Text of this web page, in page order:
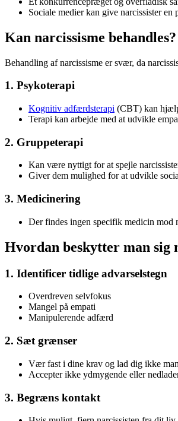
Sociale medier kan give narcissister
Kan narcissisme behandles?
Behandling af narcissisme er svær, da
1. Psykoterapi
Kognitiv adfærdsterapi (CBT) kan
Terapi kan arbejde med at udvikle
2. Gruppeterapi
Kan være nyttigt for at spejle
Giver dem mulighed for at udvikle
3. Medicinering
Der findes ingen specifik medicin mod
Hvordan beskytter man sig
1. Identificer tidlige advarselstegn
Overdreven selvfokus
Mangel på empati
Manipulerende adfærd
2. Sæt grænser
Vær fast i dine krav og lad dig ikke
Accepter ikke ydmygende eller
3. Begræns kontakt